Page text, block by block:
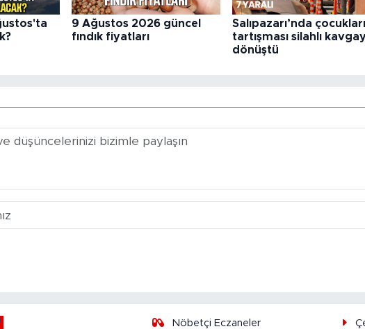
9 Ağustos 2026 güncel
fındık fiyatları
Salıpazarı’nda
tartışması silahlı
dönüştü
Nöbetçi Eczaneler